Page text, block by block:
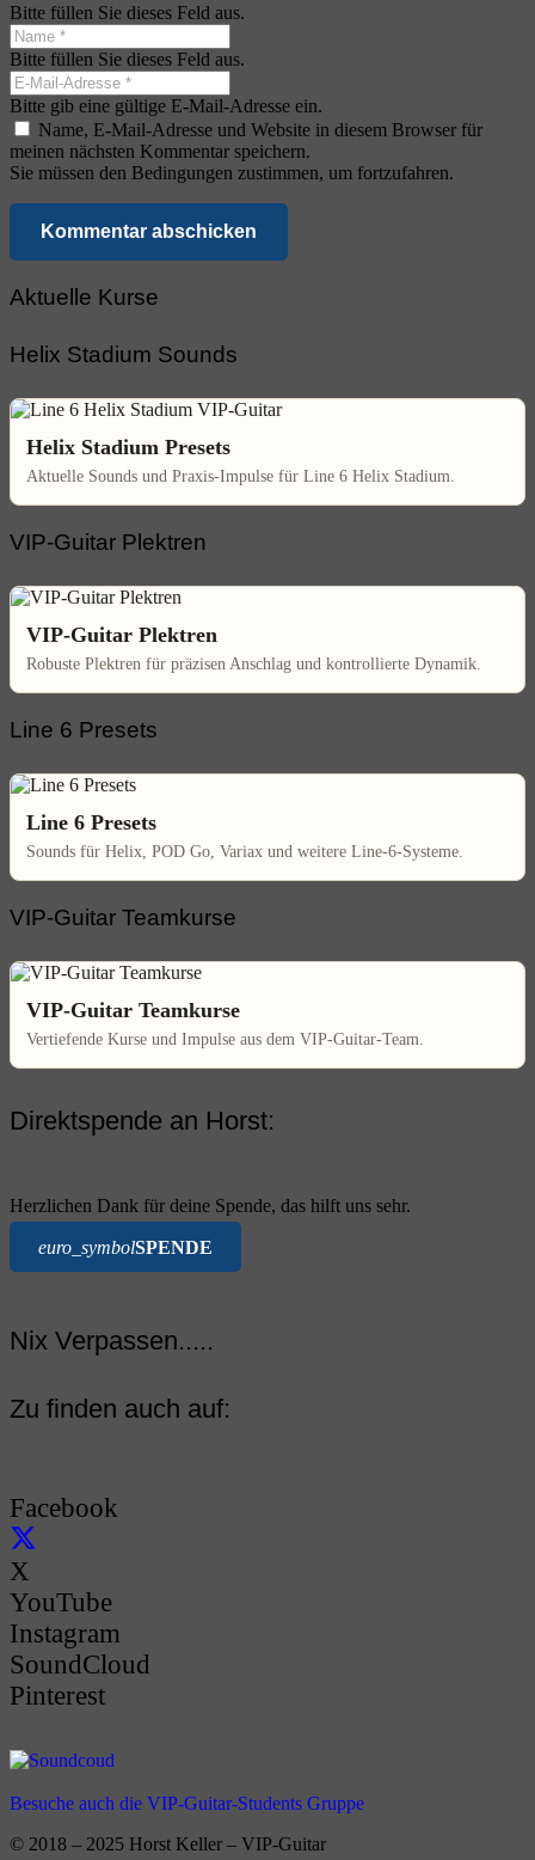
Bitte füllen Sie dieses Feld aus.
Bitte füllen Sie dieses Feld aus.
Bitte gib eine gültige E-Mail-Adresse ein.
Name, E-Mail-Adresse und Website in diesem Browser für
meinen nächsten Kommentar speichern.
Sie müssen den Bedingungen zustimmen, um fortzufahren.
Kommentar abschicken
Aktuelle Kurse
Helix Stadium Sounds
Helix Stadium Presets
Aktuelle Sounds und Praxis-Impulse für Line 6 Helix Stadium.
VIP-Guitar Plektren
VIP-Guitar Plektren
Robuste Plektren für präzisen Anschlag und kontrollierte Dynamik.
Line 6 Presets
Line 6 Presets
Sounds für Helix, POD Go, Variax und weitere Line-6-Systeme.
VIP-Guitar Teamkurse
VIP-Guitar Teamkurse
Vertiefende Kurse und Impulse aus dem VIP-Guitar-Team.
Direktspende an Horst:
Herzlichen Dank für deine Spende, das hilft uns sehr.
euro_symbolSPENDE
Nix Verpassen.....
Zu finden auch auf:
Facebook
X
YouTube
Instagram
SoundCloud
Pinterest
Besuche auch die VIP-Guitar-Students Gruppe
© 2018 – 2025 Horst Keller – VIP-Guitar